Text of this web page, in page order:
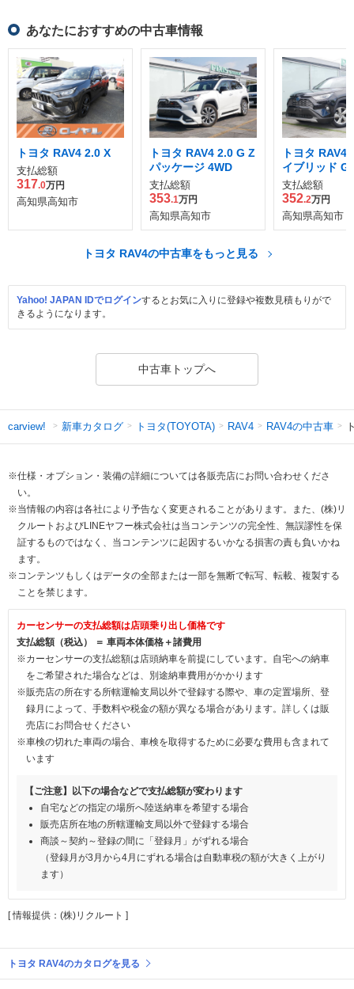
あなたにおすすめの中古車情報
トヨタ RAV4 2.0 X
支払総額
317.0万円
高知県高知市
トヨタ RAV4 2.0 G Z
パッケージ 4WD
支払総額
353.1万円
高知県高知市
トヨタ RAV4
イブリッド G
4WD
支払総額
352.2万円
高知県高知市
トヨタ RAV4の中古車をもっと見る
Yahoo! JAPAN IDでログインするとお気に入りに登録や複数見積もりがで
きるようになります。
中古車トップへ
carview! 新車カタログ トヨタ(TOYOTA) RAV4 RAV4の中古車
※仕様・オプション・装備の詳細については各販売店にお問い合わせくださ
い。
※当情報の内容は各社により予告なく変更されることがあります。また、(株)リ
クルートおよびLINEヤフー株式会社は当コンテンツの完全性、無誤謬性を保
証するものではなく、当コンテンツに起因するいかなる損害の責も負いかね
ます。
※コンテンツもしくはデータの全部または一部を無断で転写、転載、複製する
ことを禁じます。
カーセンサーの支払総額は店頭乗り出し価格です
支払総額（税込） ＝ 車両本体価格＋諸費用
※カーセンサーの支払総額は店頭納車を前提にしています。自宅への納車
をご希望された場合などは、別途納車費用がかかります
※販売店の所在する所轄運輸支局以外で登録する際や、車の定置場所、登
録月によって、手数料や税金の額が異なる場合があります。詳しくは販
売店にお問合せください
※車検の切れた車両の場合、車検を取得するために必要な費用も含まれて
います
【ご注意】以下の場合などで支払総額が変わります
自宅などの指定の場所へ陸送納車を希望する場合
販売店所在地の所轄運輸支局以外で登録する場合
商談～契約～登録の間に「登録月」がずれる場合
（登録月が3月から4月にずれる場合は自動車税の額が大きく上がり
ます）
[ 情報提供：(株)リクルート ]
トヨタ RAV4のカタログを見る